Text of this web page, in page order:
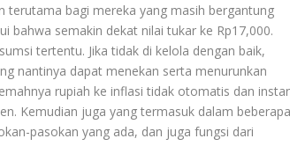
terutama bagi mereka yang masih bergantung
bahwa semakin dekat nilai tukar ke Rp17,000.
tertentu. Jika tidak di kelola dengan baik,
nantinya dapat menekan serta menurunkan
rupiah ke inflasi tidak otomatis dan
Kemudian juga yang termasuk dalam
pasokan yang ada, dan juga fungsi dari